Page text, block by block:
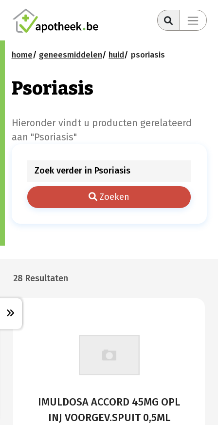
home geneesmiddelen huid psoriasis
Psoriasis
Hieronder vindt u producten gerelateerd
aan "Psoriasis"
Zoeken
28 Resultaten
IMULDOSA ACCORD 45MG OPL
INJ VOORGEV.SPUIT 0,5ML